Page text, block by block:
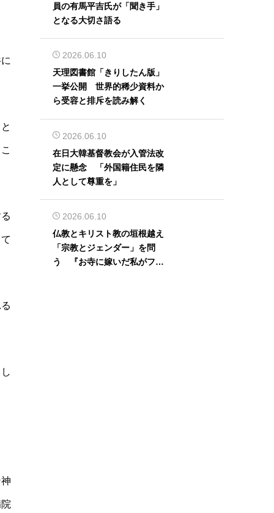
員の有馬平吉氏が「聞き手」
となる大切さ語る
2026.06.10
天理図書館「きりしたん版」
一挙公開 世界的稀少資料か
ら受容と排斥を読み解く
2026.06.10
在日大韓基督教会が入管法改
定に懸念 「外国籍住民を隣
人として尊重を」
2026.06.10
仏教とキリスト教の垣根越え
「宗教とジェンダー」を問
う 『お寺に嫁いだ私がフェ